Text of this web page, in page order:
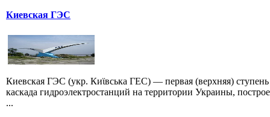
Киевская ГЭС
Киевская ГЭС (укр. Киϊвська ГЕС) — первая (верхняя) ступень
каскада гидроэлектростанций на территории Украины,
...